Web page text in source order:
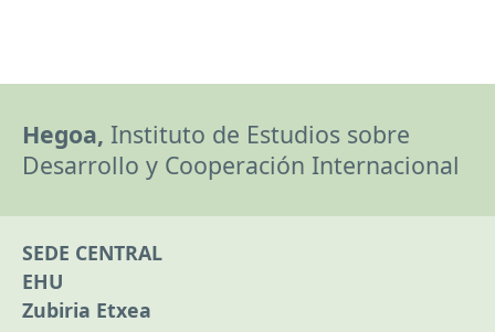
Hegoa, Instituto de Estudios sobre
Desarrollo y Cooperación Internacional
SEDE CENTRAL
EHU
Zubiria Etxea